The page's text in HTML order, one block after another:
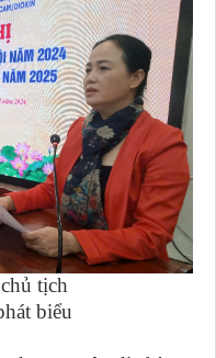
tịch
biểu